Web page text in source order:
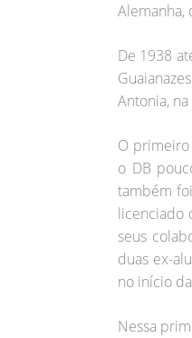
Alemanha,
De 1938
Antonia,
O primeiro
o DB
também
licenciado
seus
duas ex-
no início
Nessa